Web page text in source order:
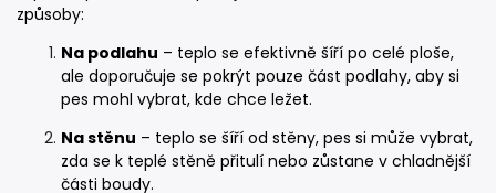
způsoby:
Na podlahu – teplo se efektivně šíří po celé ploše,
ale doporučuje se pokrýt pouze část podlahy, aby si
pes mohl vybrat, kde chce ležet.
Na stěnu – teplo se šíří od stěny, pes si může vybrat,
zda se k teplé stěně přitulí nebo zůstane v chladnější
části boudy.